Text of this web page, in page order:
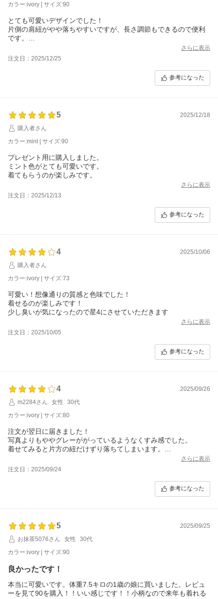
柄や色味に個体差が生じる場合がございますが、
お揃いでご着用いただくご予定だった中で残念なお気持ちにさせてしま
いましたことを心よりお詫び申し上げます。
当店ではお客様にご満足いただけますよう、ご購入後の製品保証を設け
ご希望の場合は無料でご返品・ご交換を承らせていただいております。
ご使用いただく中でやはり気にかかる点がございましたら、
スタッフ一同精進してまいりますので、
今後ともLOUPLE 楽天市場店をご愛顧賜れましたら幸いでございま
す。
何卒よろしくお願い申し上げます。
株式会社LOUPLE 林
カラー:ivory | サイズ:90
とても可愛いデザインでした！
片側の肩紐がやや落ちやすいですが、長さ調節もできるので便利
です。
購入前に問合せをした際も丁寧に対応していただき、安心して購
入できました。
さらに表示
注文日：2025/12/25
参考になった
5
2025/12/18
購入者さん
カラー:mint | サイズ:90
プレゼント用に購入しました。
ミント色がとても可愛いです。
着てもらうのが楽しみです。
さらに表示
注文日：2025/12/13
参考になった
4
2025/10/06
購入者さん
カラー:ivory | サイズ:73
可愛い！想像通りの質感と色味でした！
着せるのが楽しみです！
少し臭いが気になったので星4にさせていただきます
さらに表示
注文日：2025/10/05
参考になった
4
2025/09/26
m2284さん
女性
30代
カラー:ivory | サイズ:80
注文が翌日に届きました！
写真よりもややグレーががっているようなくすみ感でした。
着せてみると片方の紐だけずり落ちてしまいます。
普段80は少しゆとりがありますが、こちらはピッタリでした。
生地はしっかりしています。
さらに表示
注文日：2025/09/24
参考になった
5
2025/09/25
お抹茶5076さん
女性
30代
カラー:ivory | サイズ:90
良かったです！
本当に可愛いです。体重7.5キロの1歳の娘に買いました。レビュ
ーを見て90を購入！！いい感じです！！小柄なので来年も着れる